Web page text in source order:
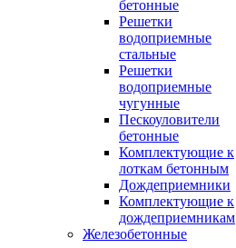
бетонные
Решетки
водоприемные
стальные
Решетки
водоприемные
чугунные
Пескоуловители
бетонные
Комплектующие к
лоткам бетонным
Дождеприемники
Комплектующие к
дождеприемникам
Железобетонные